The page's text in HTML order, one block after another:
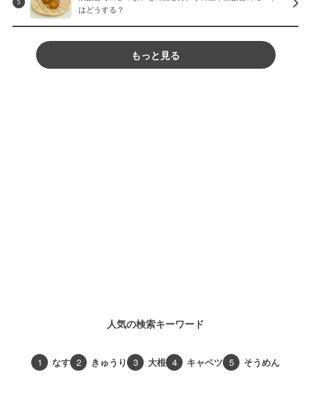
5
はどうする？
もっと見る
人気の検索キーワード
1 なす 2 きゅうり 3 大根 4 キャベツ 5 そうめん